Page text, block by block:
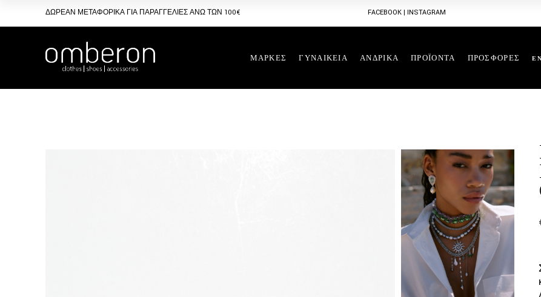
the
ΔΩΡΕΑΝ ΜΕΤΑΦΟΡΙΚΑ ΓΙΑ ΠΑΡΑΓΓΕΛΙΕΣ ΑΝΩ ΤΩΝ 100€ FACEBOOK |INSTAGRAM
ΜΑΡΚΕΣ ΓΥΝΑΙΚΕΙΑ ΑΝΔΡΙΚΑ ΠΡΟΪΟΝΤΑ ΠΡΟΣΦΟΡΕΣ EN